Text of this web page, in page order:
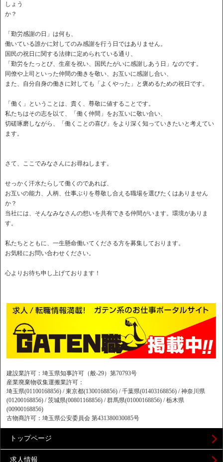
しょう
か？
「勤労感謝の日」は何も、
働いている誰かに対してのみ感謝を行う日ではありません。
国民の祝日に関する法律に定められている通り、
「勤労をたっとび、生産を祝い、国民たがいに感謝しあう日」なのです。
同僚や上司といった仲間の働きを敬い、お互いに感謝し合い、
また、自分自身の働きに対しても「よくやった」と褒めるための祝日です。
「働く」ということは、貴く、尊敬に値することです。
私たちはその志を以て、「働く仲間」をお互いに敬い合い、
切磋琢磨しながら、「働くことの喜び」をより深く知っていきたいと考えてい
ます。
さて、ここでみなさんにお尋ねします。
せっかく汗水たらして働くのであれば、
お互いの能力、人柄、仕事ぶりを尊敬し合える職場を選びたくはありません
か？
当社には、そんなみなさんの想いを共有できる仲間がいます。環境がありま
す。
私たちとともに、一生懸命働いてくださる方を募集しております。
お気軽にお問い合わせください。
心よりお待ち申し上げております！
建設業許可：埼玉県知事許可（般-29）第70793号
産業廃棄物収集運搬業許可：
埼玉県(01100168856) / 東京都(1300168856) / 千葉県(01403168856) / 神奈川県
(01200168856) / 茨城県(00801168856) / 群馬県(01000168856) / 栃木県
(00900168856)
古物商許可：埼玉県公安委員会 第431380030085号
トップページ
求人情報